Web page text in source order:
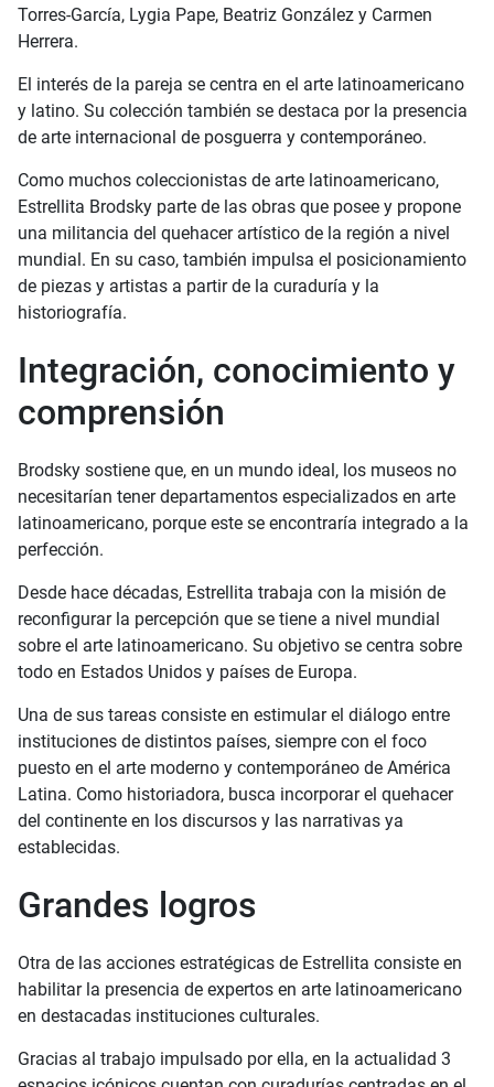
Torres-García, Lygia Pape, Beatriz González y Carmen
Herrera.
El interés de la pareja se centra en el arte latinoamericano
y latino. Su colección también se destaca por la presencia
de arte internacional de posguerra y contemporáneo.
Como muchos coleccionistas de arte latinoamericano,
Estrellita Brodsky parte de las obras que posee y propone
una militancia del quehacer artístico de la región a nivel
mundial. En su caso, también impulsa el posicionamiento
de piezas y artistas a partir de la curaduría y la
historiografía.
Integración, conocimiento y
comprensión
Brodsky sostiene que, en un mundo ideal, los museos no
necesitarían tener departamentos especializados en arte
latinoamericano, porque este se encontraría integrado a la
perfección.
Desde hace décadas, Estrellita trabaja con la misión de
reconfigurar la percepción que se tiene a nivel mundial
sobre el arte latinoamericano. Su objetivo se centra sobre
todo en Estados Unidos y países de Europa.
Una de sus tareas consiste en estimular el diálogo entre
instituciones de distintos países, siempre con el foco
puesto en el arte moderno y contemporáneo de América
Latina. Como historiadora, busca incorporar el quehacer
del continente en los discursos y las narrativas ya
establecidas.
Grandes logros
Otra de las acciones estratégicas de Estrellita consiste en
habilitar la presencia de expertos en arte latinoamericano
en destacadas instituciones culturales.
Gracias al trabajo impulsado por ella, en la actualidad 3